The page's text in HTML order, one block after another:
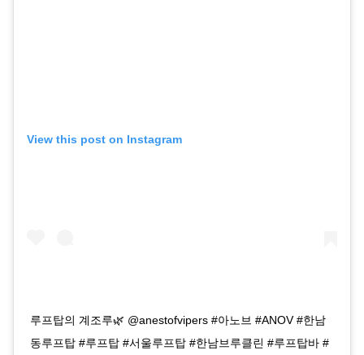
View this post on Instagram
루프탑의 계조루🌿 @anestofvipers #아노브 #ANOV #한남
동루프탑 #루프탑 #서울루프탑 #한남브루클린 #루프탑바 #